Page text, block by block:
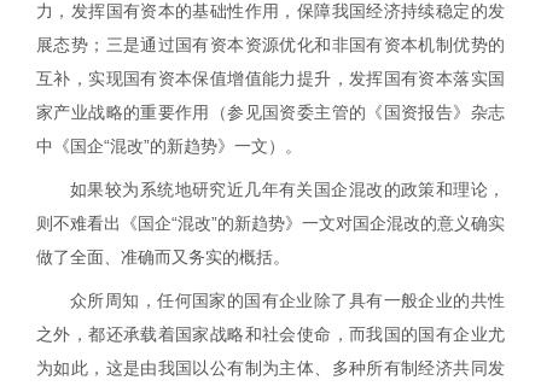
力，发挥国有资本的基础性作用，保障我国经济持续稳定的发
展态势；三是通过国有资本资源优化和非国有资本机制优势的
互补，实现国有资本保值增值能力提升，发挥国有资本落实国
家产业战略的重要作用（参见国资委主管的《国资报告》杂志
中《国企“混改”的新趋势》一文）。
如果较为系统地研究近几年有关国企混改的政策和理论，
则不难看出《国企“混改”的新趋势》一文对国企混改的意义确实
做了全面、准确而又务实的概括。
众所周知，任何国家的国有企业除了具有一般企业的共性
之外，都还承载着国家战略和社会使命，而我国的国有企业尤
为如此，这是由我国以公有制为主体、多种所有制经济共同发